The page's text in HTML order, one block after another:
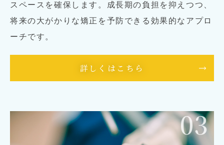
スペースを確保します。成長期の負担を抑えつつ、
将来の大がかりな矯正を予防できる効果的なアプロ
ーチです。
詳しくはこちら
03